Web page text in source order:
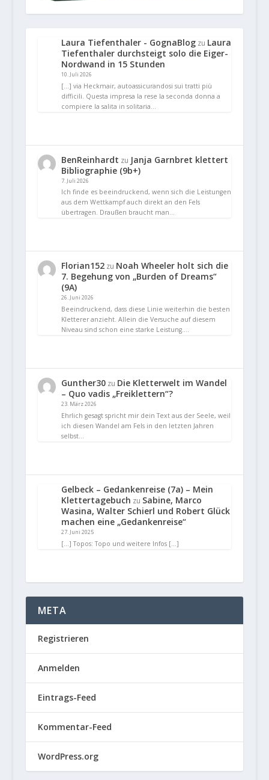
Laura Tiefenthaler - GognaBlogzu Laura
Tiefenthaler durchsteigt solo die Eiger-
Nordwand in 15 Stunden
10. Juli 2026
[…] via Heckmair, autoassicurandosi sui tratti più
difficili. Questa impresa la rese la seconda donna a
compiere la salita in solitaria…
BenReinhardt zu Janja Garnbret klettert
Bibliographie (9b+)
7. Juli 2026
Ich finde es beeindruckend, wenn sich die Leistungen
aus dem Wettkampf auch direkt an den Fels
übertragen. Draußen braucht man…
Florian152zu Noah Wheeler holt sich die
7. Begehung von „Burden of Dreams“
(9A)
26. Juni 2026
Beeindruckend, dass diese Linie weiterhin die besten
Kletterer anzieht. Allein die Versuche auf diesem
Niveau sind schon eine starke Leistung.…
Gunther30zu Die Kletterwelt im Wandel
– Quo vadis „Freiklettern“?
23. März 2026
Ehrlich gesagt spricht mir dein Text aus der Seele, weil
ich diesen Wandel am Fels in den letzten Jahren
selbst…
Gelbeck – Gedankenreise (7a) – Mein
Klettertagebuch zu Sabine, Marco
Wasina, Walter Schierl und Robert Glück
machen eine „Gedankenreise“
27. Juni 2025
[…] Topos: Topo und weitere Infos […]
META
Registrieren
Anmelden
Eintrags-Feed
Kommentar-Feed
WordPress.org